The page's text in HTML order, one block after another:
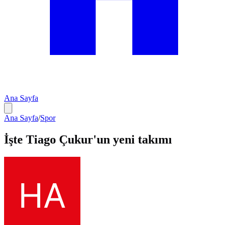
Ana Sayfa
Ana Sayfa/Spor
İşte Tiago Çukur'un yeni takımı